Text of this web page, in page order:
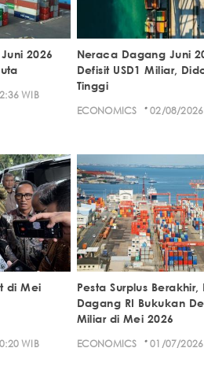
2026
WIB
Neraca Dagang Juni
Defisit USD1 Miliar,
Tinggi
ECONOMICS · 02/08/2026
di Mei
WIB
Pesta Surplus
Dagang RI Bukukan
Miliar di Mei 2026
ECONOMICS · 01/07/2026